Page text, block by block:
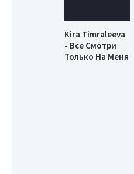
Kira Timraleeva
- Все Смотри
Только На Меня